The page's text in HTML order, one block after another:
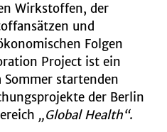
Wirkstoffen, der
und
Folgen
Project ist ein
startenden
der Berlin
„Global Health“.